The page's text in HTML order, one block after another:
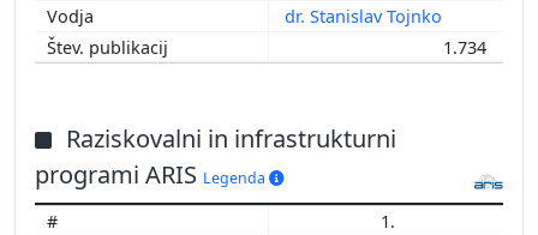
dr. Stanislav Tojnko
1.734
Raziskovalni in infrastrukturni
programi ARIS Legenda
1.